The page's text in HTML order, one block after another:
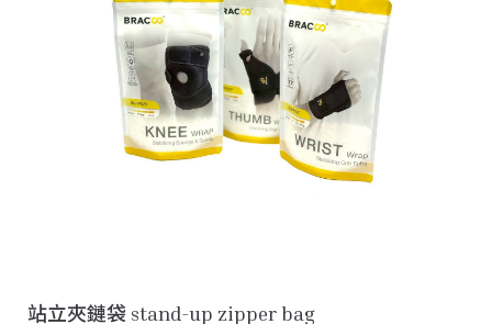
站立夾鏈袋 stand-up zipper bag